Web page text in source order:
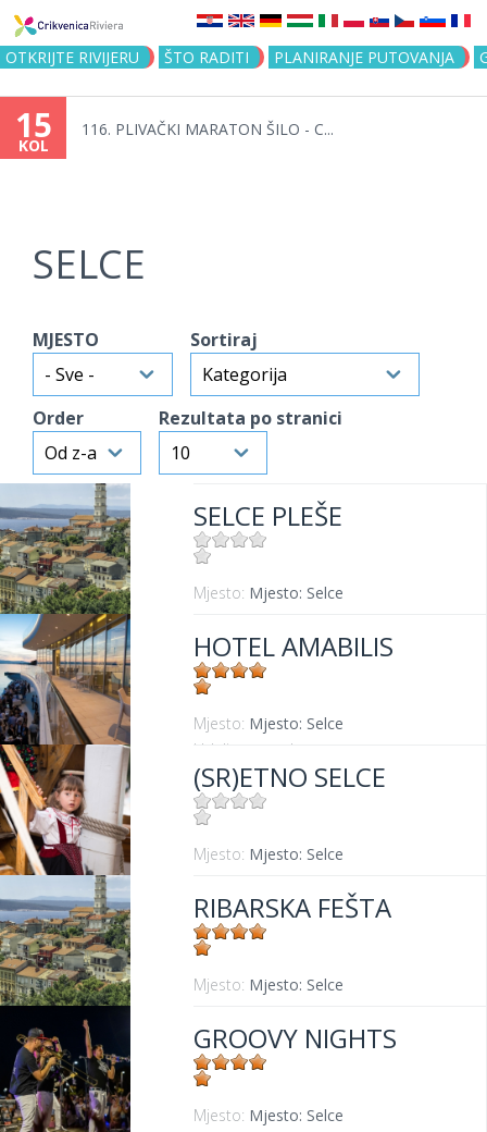
Jump to navigation
OTKRIJTE RIVIJERU ŠTO RADITI PLANIRANJE PUTOVANJA
15
KOL
116. PLIVAČKI MARATON ŠILO - C...
SELCE
MJESTO Sortiraj
Order Rezultata po stranici
SELCE PLEŠE
Mjesto: Mjesto: Selce
HOTEL AMABILIS
Mjesto: Mjesto: Selce
Udaljenost od mora:
(SR)ETNO SELCE
Mjesto: Mjesto: Selce
RIBARSKA FEŠTA
Mjesto: Mjesto: Selce
GROOVY NIGHTS
Mjesto: Mjesto: Selce